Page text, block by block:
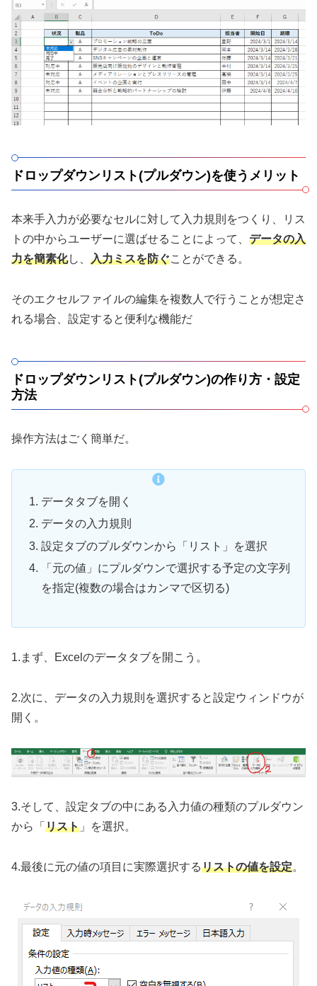
ドロップダウンリスト(プルダウン)を使うメリット
本来手入力が必要なセルに対して入力規則をつくり、リス
トの中からユーザーに選ばせることによって、 データの入
力を簡素化し、 入力ミスを防ぐことができる。
そのエクセルファイルの編集を複数人で行うことが想定さ
れる場合、設定すると便利な機能だ
ドロップダウンリスト(プルダウン)の作り方・設定
方法
操作方法はごく簡単だ。
データタブを開く
データの入力規則
設定タブのプルダウンから「リスト」を選択
「元の値」にプルダウンで選択する予定の文字列
を指定(複数の場合はカンマで区切る)
1.まず、Excelのデータタブを開こう。
2.次に、データの入力規則を選択すると設定ウィンドウが
開く。
3.そして、設定タブの中にある入力値の種類のプルダウン
から「 リスト 」を選択。
4.最後に元の値の項目に実際選択するリストの値を設定。